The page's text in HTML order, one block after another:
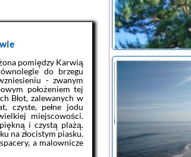
pomiędzy Karwią
do brzegu
- zwanym
położeniem tej
Błot, zalewanych w
czyste, pełne jodu
miejscowości.
i czystą plażą.
na złocistym piasku.
a malownicze